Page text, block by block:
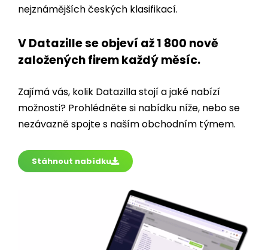
podstatná, můžete filtrovat podle základního
nejznámějších českých klasifikací.
založených firem každý měsíc.
Zajímá vás, kolik Datazilla stojí a jaké nabízí
nezávazně spojte s naším obchodním týmem.